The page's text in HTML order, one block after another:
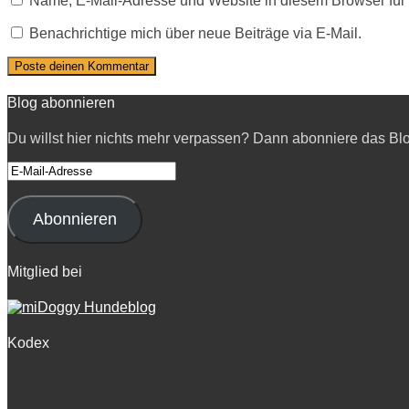
Benachrichtige mich über neue Beiträge via E-Mail.
Blog abonnieren
Du willst hier nichts mehr verpassen? Dann abonniere das
E-
Mail-
Adresse
Abonnieren
Mitglied bei
Kodex